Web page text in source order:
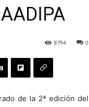
0
8794
de la 2ª edición del